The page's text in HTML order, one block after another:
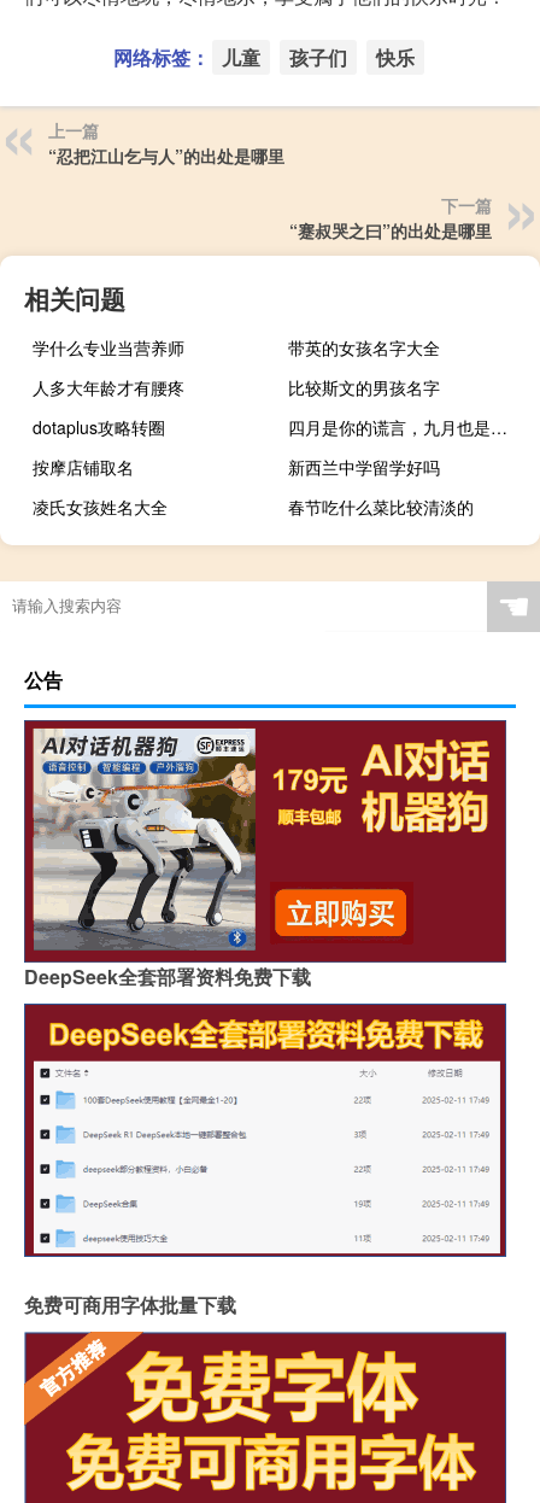
网络标签： 儿童 孩子们 快乐
上一篇
“忍把江山乞与人”的出处是哪里
下一篇
“蹇叔哭之曰”的出处是哪里
相关问题
学什么专业当营养师
带英的女孩名字大全
人多大年龄才有腰疼
比较斯文的男孩名字
dotaplus攻略转圈
四月是你的谎言，九月也是什么梗
按摩店铺取名
新西兰中学留学好吗
凌氏女孩姓名大全
春节吃什么菜比较清淡的
☚
公告
DeepSeek全套部署资料免费下载
免费可商用字体批量下载